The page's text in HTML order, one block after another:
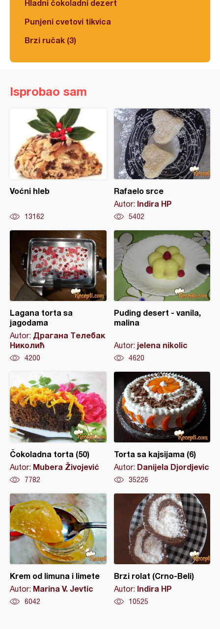
Hladni čokoladni dezert
Punjeni cvetovi tikvica
Brzi ručak (3)
Isprobao sam
Voćni hleb
13162
Rafaelo srce
Autor: Indira HP
5402
Lagana torta sa
jagodama
Autor: Драгана Телебак
Николић
4200
Puding desert - vanila,
malina
Autor: jelena nikolic
4620
Čokoladna torta (50)
Autor: Mubera Živojević
7782
Torta sa kajsijama (6)
Autor: Danijela Djordjevic
35226
Krem od limuna i limete
Autor: Marina V. Jevtic
6042
Brzi rolat (Crno-Beli)
Autor: Indira HP
10525